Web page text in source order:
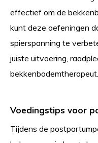
effectief om de
kunt deze oefeningen
spierspanning te
juiste uitvoering,
bekkenbodemtherapeut.
Voedingstips voor
Tijdens de